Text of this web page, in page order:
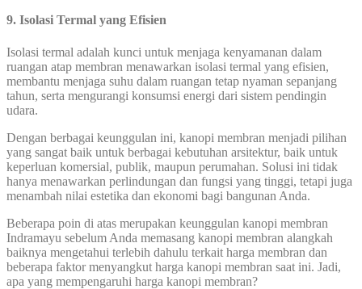
9. Isolasi Termal yang Efisien
Isolasi termal adalah kunci untuk menjaga kenyamanan dalam
ruangan atap membran menawarkan isolasi termal yang efisien,
membantu menjaga suhu dalam ruangan tetap nyaman sepanjang
tahun, serta mengurangi konsumsi energi dari sistem pendingin
udara.
Dengan berbagai keunggulan ini, kanopi membran menjadi pilihan
yang sangat baik untuk berbagai kebutuhan arsitektur, baik untuk
keperluan komersial, publik, maupun perumahan. Solusi ini tidak
hanya menawarkan perlindungan dan fungsi yang tinggi, tetapi juga
menambah nilai estetika dan ekonomi bagi bangunan Anda.
Beberapa poin di atas merupakan keunggulan kanopi membran
Indramayu sebelum Anda memasang kanopi membran alangkah
baiknya mengetahui terlebih dahulu terkait harga membran dan
beberapa faktor menyangkut harga kanopi membran saat ini. Jadi,
apa yang mempengaruhi harga kanopi membran?